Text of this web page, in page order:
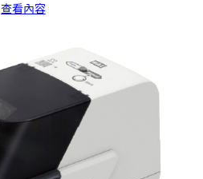
查看內容